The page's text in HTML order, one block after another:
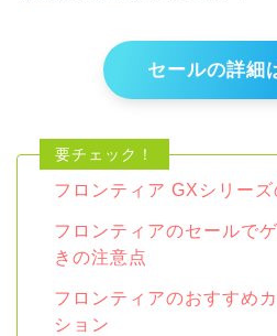
セールの詳細
フロンティア GXシリー
フロンティアのセールで
きの注意点
フロンティアのおすすめ
ション